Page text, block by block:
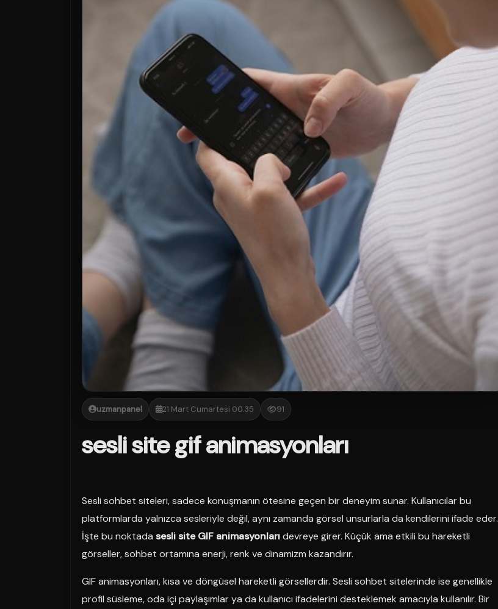
uzmanpanel 21 Mart Cumartesi 00:35 91
sesli site gif animasyonları
Sesli sohbet siteleri, sadece konuşmanın ötesine geçen bir deneyim sunar. Kullanıcılar bu
platformlarda yalnızca sesleriyle değil, aynı zamanda görsel unsurlarla da kendilerini ifade eder.
İşte bu noktada sesli site GIF animasyonlarıdevreye girer. Küçük ama etkili bu hareketli
görseller, sohbet ortamına enerji, renk ve dinamizm kazandırır.
GIF animasyonları, kısa ve döngüsel hareketli görsellerdir. Sesli sohbet sitelerinde ise genellikle
profil süsleme, oda içi paylaşımlar ya da kullanıcı ifadelerini desteklemek amacıyla kullanılır. Bir